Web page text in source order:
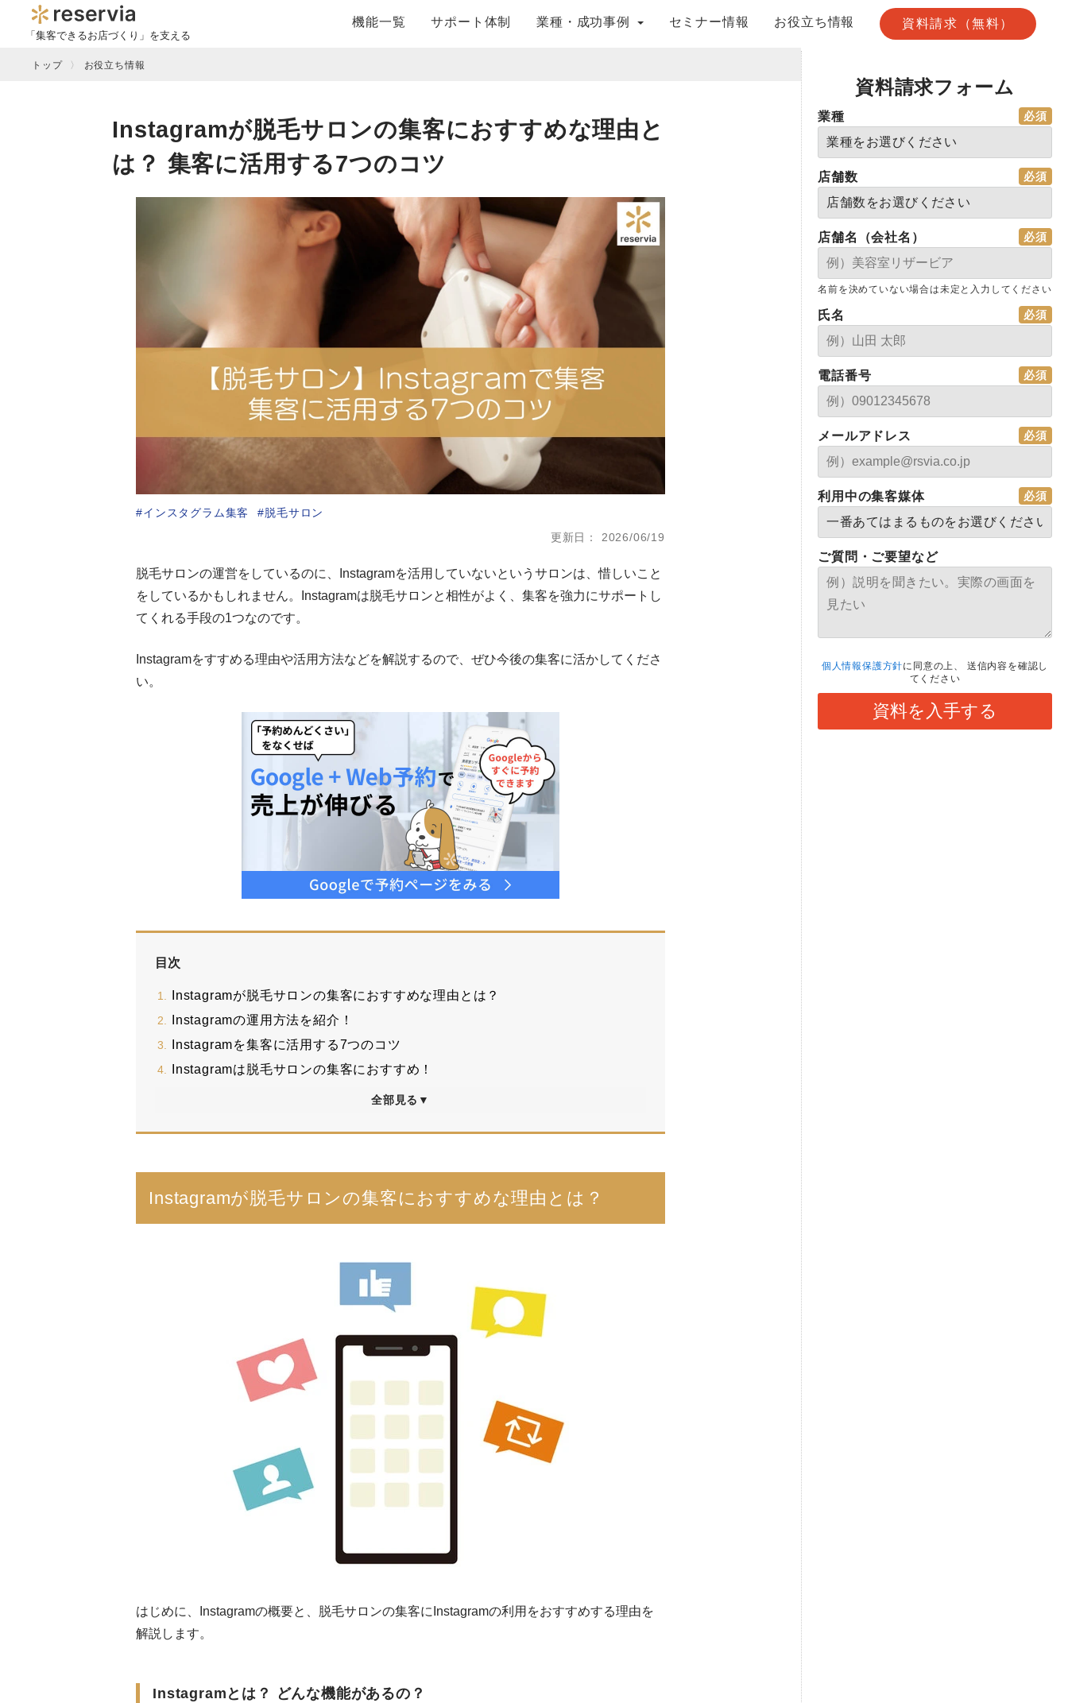
「集客できるお店づくり」を支える
機能一覧 サポート体制 業種・成功事例 セミナー情報 お役立ち情報 資料請求（無料）
トップ お役立ち情報
Instagramが脱毛サロンの集客におすすめな理由と
は？ 集客に活用する7つのコツ
インスタグラム集客
脱毛サロン
更新日
2026/06/19
脱毛サロンの運営をしているのに、Instagramを活用していないというサロンは、惜しいこと
をしているかもしれません。Instagramは脱毛サロンと相性がよく、集客を強力にサポートし
てくれる手段の1つなのです。
Instagramをすすめる理由や活用方法などを解説するので、ぜひ今後の集客に活かしてくださ
い。
目次
Instagramが脱毛サロンの集客におすすめな理由とは？
Instagramの運用方法を紹介！
Instagramを集客に活用する7つのコツ
Instagramは脱毛サロンの集客におすすめ！
全部見る▼
Instagramが脱毛サロンの集客におすすめな理由とは？
はじめに、Instagramの概要と、脱毛サロンの集客にInstagramの利用をおすすめする理由を
解説します。
Instagramとは？ どんな機能があるの？
資料請求フォーム
業種
店舗数
店舗名（会社名）
名前を決めていない場合は未定と入力してください
氏名
電話番号
メールアドレス
利用中の集客媒体
ご質問・ご要望など
個人情報保護方針に同意の上、
送信内容を確認し
てください
資料を入手する